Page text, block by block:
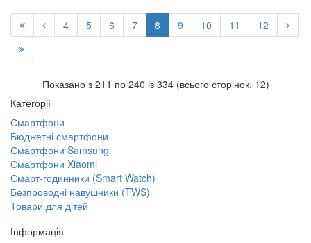
4 5 6 7 8 9 10 11 12
Показано з 211 по 240 із 334 (всього сторінок: 12)
Категорії
Смартфони
Бюджетні смартфони
Смартфони Samsung
Смартфони Xiaomi
Смарт-годинники (Smart Watch)
Безпроводні навушники (TWS)
Товари для дітей
Інформація